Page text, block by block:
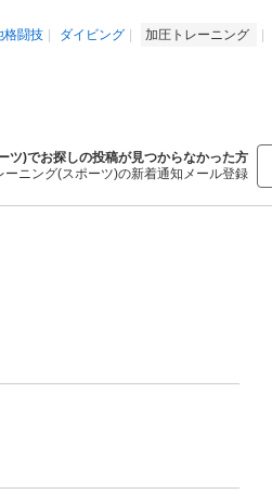
格闘技 ダイビング 加圧トレーニング
ツ)でお探しの投稿が見つからなかった方
ーニング(スポーツ)の新着通知メール登録